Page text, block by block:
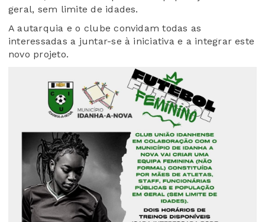
geral, sem limite de idades.
A autarquia e o clube convidam todas as
interessadas a juntar-se à iniciativa e a integrar este
novo projeto.